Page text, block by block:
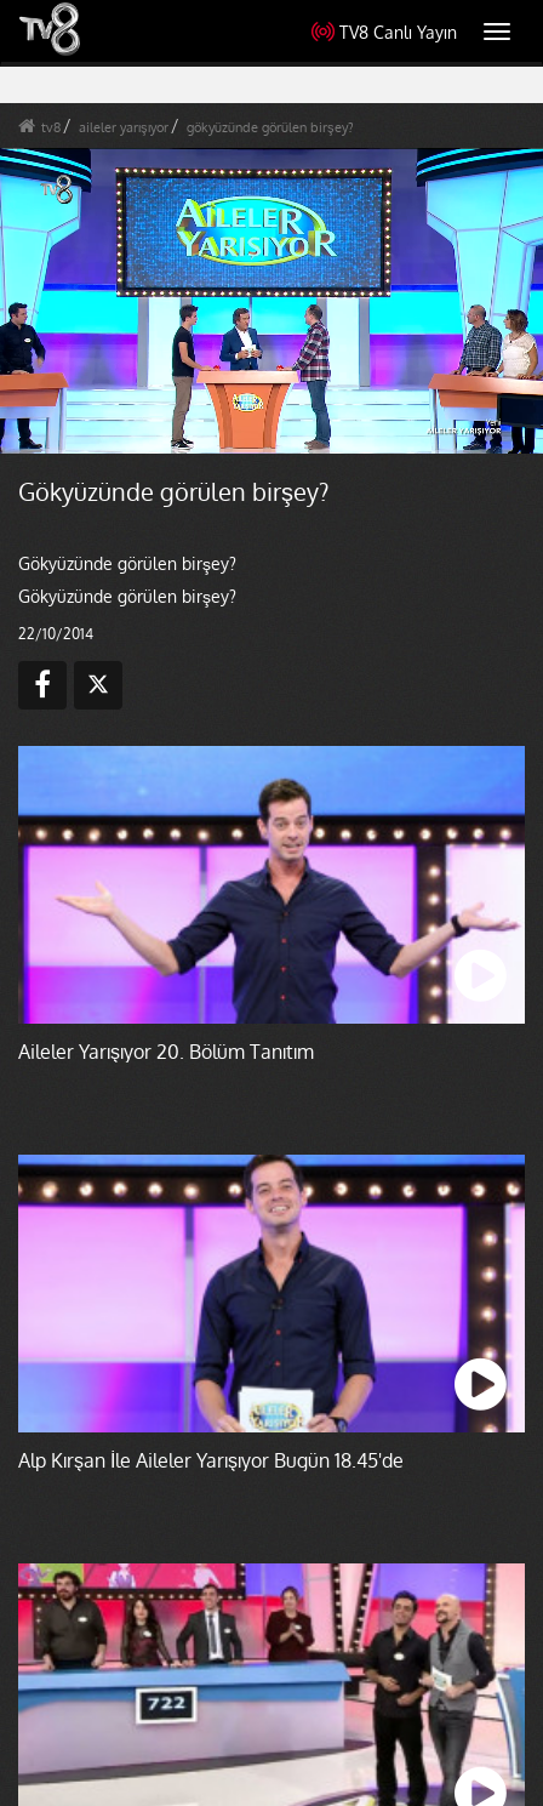
TV8 Canlı Yayın
tv8 aileler yarışıyor gökyüzünde görülen birşey?
Gökyüzünde görülen birşey?
Gökyüzünde görülen birşey?
Gökyüzünde görülen birşey?
22/10/2014
Aileler Yarışıyor 20. Bölüm Tanıtım
Alp Kırşan İle Aileler Yarışıyor Bugün 18.45'de